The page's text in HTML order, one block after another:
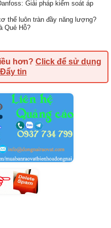
Giải pháp kiểm soát áp
thể luôn tràn đầy năng lượng?
Quẻ Hỗ?
hơn? Click để sử dụng
tin